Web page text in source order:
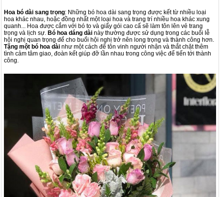
Hoa bó dài sang trọng: Những bó hoa dài sang trọng được kết từ nhiều loại
hoa khác nhau, hoặc đồng nhất một loại hoa và trang trí nhiều hoa khác xung
quanh... Hoa được cắm với bó to và giấy gói cao cấ sẽ làm tôn lên vẻ trang
trọng và lịch sự. Bó hoa dáng dài này thường được sử dụng trong các buổi lễ
hội nghị quan trọng để cho buổi hội nghị trở nên long trọng và thành công hơn.
Tặng một bó hoa dài như một cách để tôn vinh người nhận và thắt chặt thêm
tình cảm tâm giao, đoàn kết giúp đỡ lần nhau trong công việc để tiến tới thành
công.